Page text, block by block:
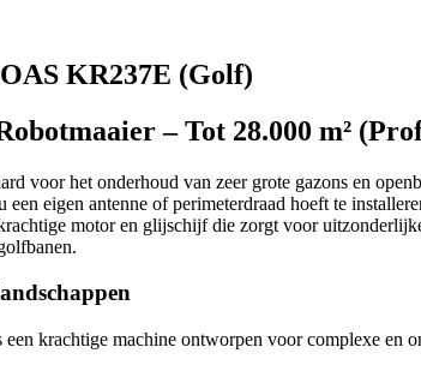
KR237E (Golf)
– Tot 28.000 m²
voor het onderhoud van zeer grote gazons en
eigen antenne of perimeterdraad hoeft te
motor en glijschijf die zorgt voor
krachtige machine ontworpen voor complexe